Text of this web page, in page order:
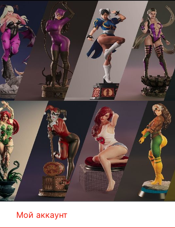
Мой аккаунт